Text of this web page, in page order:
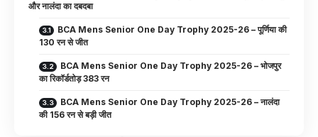
और नालंदा का दबदबा
BCA Mens Senior One Day Trophy 2025-26 – पूर्णिया की
130 रन से जीत
BCA Mens Senior One Day Trophy 2025-26 – भोजपुर
का रिकॉर्डतोड़ 383 रन
BCA Mens Senior One Day Trophy 2025-26 – नालंदा
की 156 रन से बड़ी जीत